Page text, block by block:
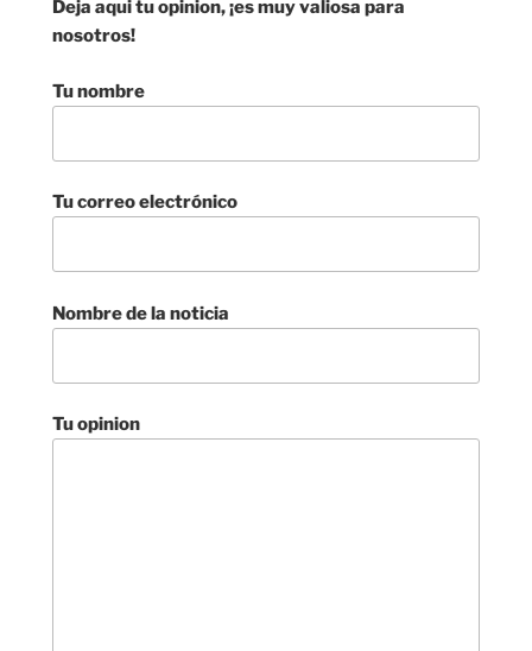
Deja aqui tu opinion, ¡es muy valiosa para
nosotros!
Tu nombre
Tu correo electrónico
Nombre de la noticia
Tu opinion